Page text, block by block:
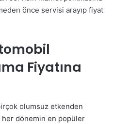
önce servisi arayıp fiyat
Fiyatına
olumsuz etkenden
her dönemin en popüler